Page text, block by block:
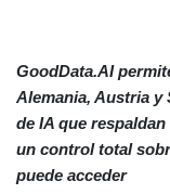
GoodData.AI
Alemania, Austria y
de IA que
un control total
puede acceder